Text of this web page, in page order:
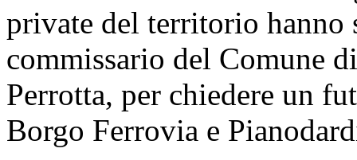
private del territorio
commissario del Comune
Perrotta, per chiedere un
Borgo Ferrovia e